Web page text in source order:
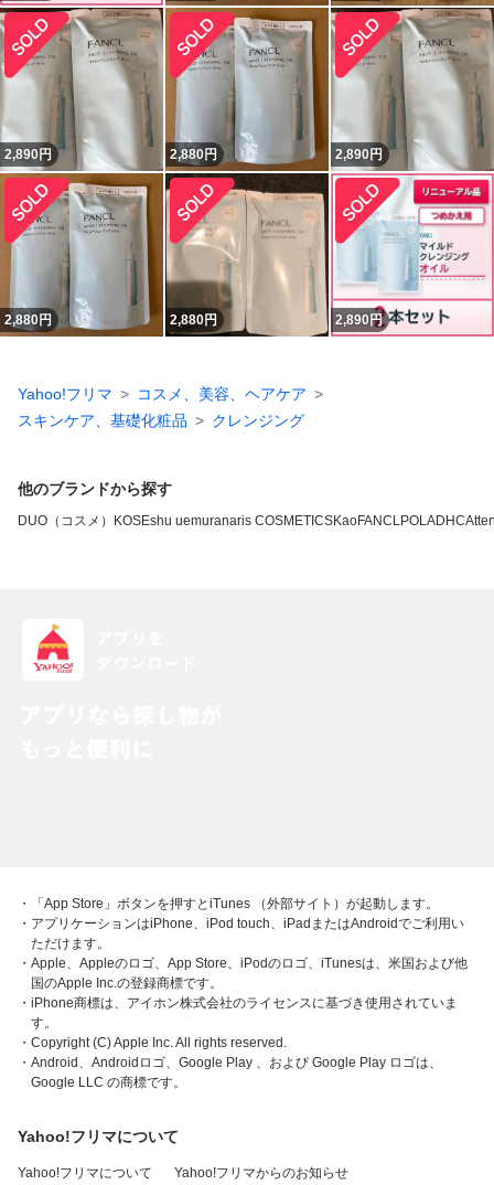
2,890円 2,880円 2,890円
2,880円 2,880円 2,890 円
Yahoo!フリマ
コスメ、美容、ヘアケア
スキンケア、基礎化粧品
クレンジング
他のブランドから探す
DUO（コスメ） KOSEshu uemuranaris COSMETICSKaoFANCLPOLADHC
・「App Store」ボタンを押すとiTunes （外部サイト）が起動します。
・アプリケーションはiPhone、iPod touch、iPadまたはAndroidでご利用い
ただけます。
・Apple、Appleのロゴ、App Store、iPodのロゴ、iTunesは、米国および他
国のApple Inc.の登録商標です。
・iPhone商標は、アイホン株式会社のライセンスに基づき使用されていま
す。
・Copyright (C) Apple Inc. All rights reserved.
・Android、Androidロゴ、Google Play 、および Google Play ロゴは、
Google LLC の商標です。
Yahoo!フリマについて
Yahoo!フリマについて Yahoo!フリマからのお知らせ